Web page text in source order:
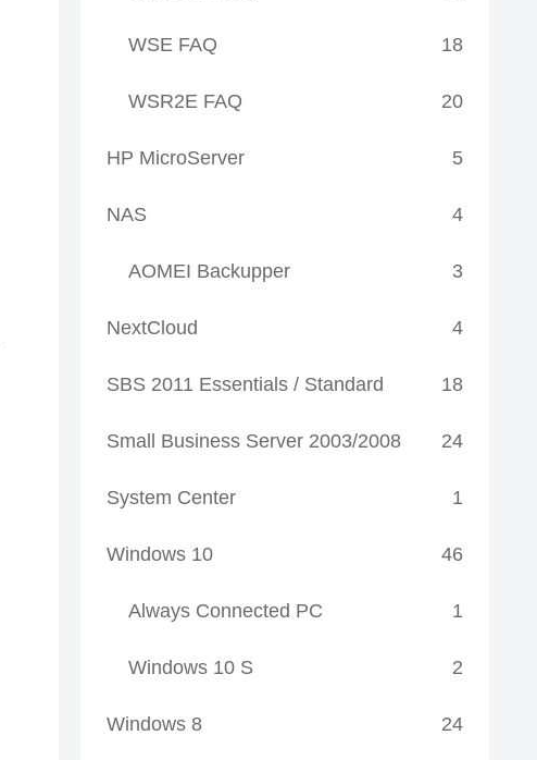
WSE FAQ 18
WSR2E FAQ 20
HP MicroServer 5
NAS 4
AOMEI Backupper 3
NextCloud 4
SBS 2011 Essentials / Standard 18
Small Business Server 2003/2008 24
System Center 1
Windows 10 46
Always Connected PC 1
Windows 10 S 2
Windows 8 24